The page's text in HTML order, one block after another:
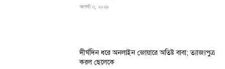
আগস্ট ৩, ২০২৬
দীর্ঘদিন ধরে অনলাইন জোয়ারে অতিষ্ট বাবা; ত্যাজ্যপুত্র
করল ছেলেকে